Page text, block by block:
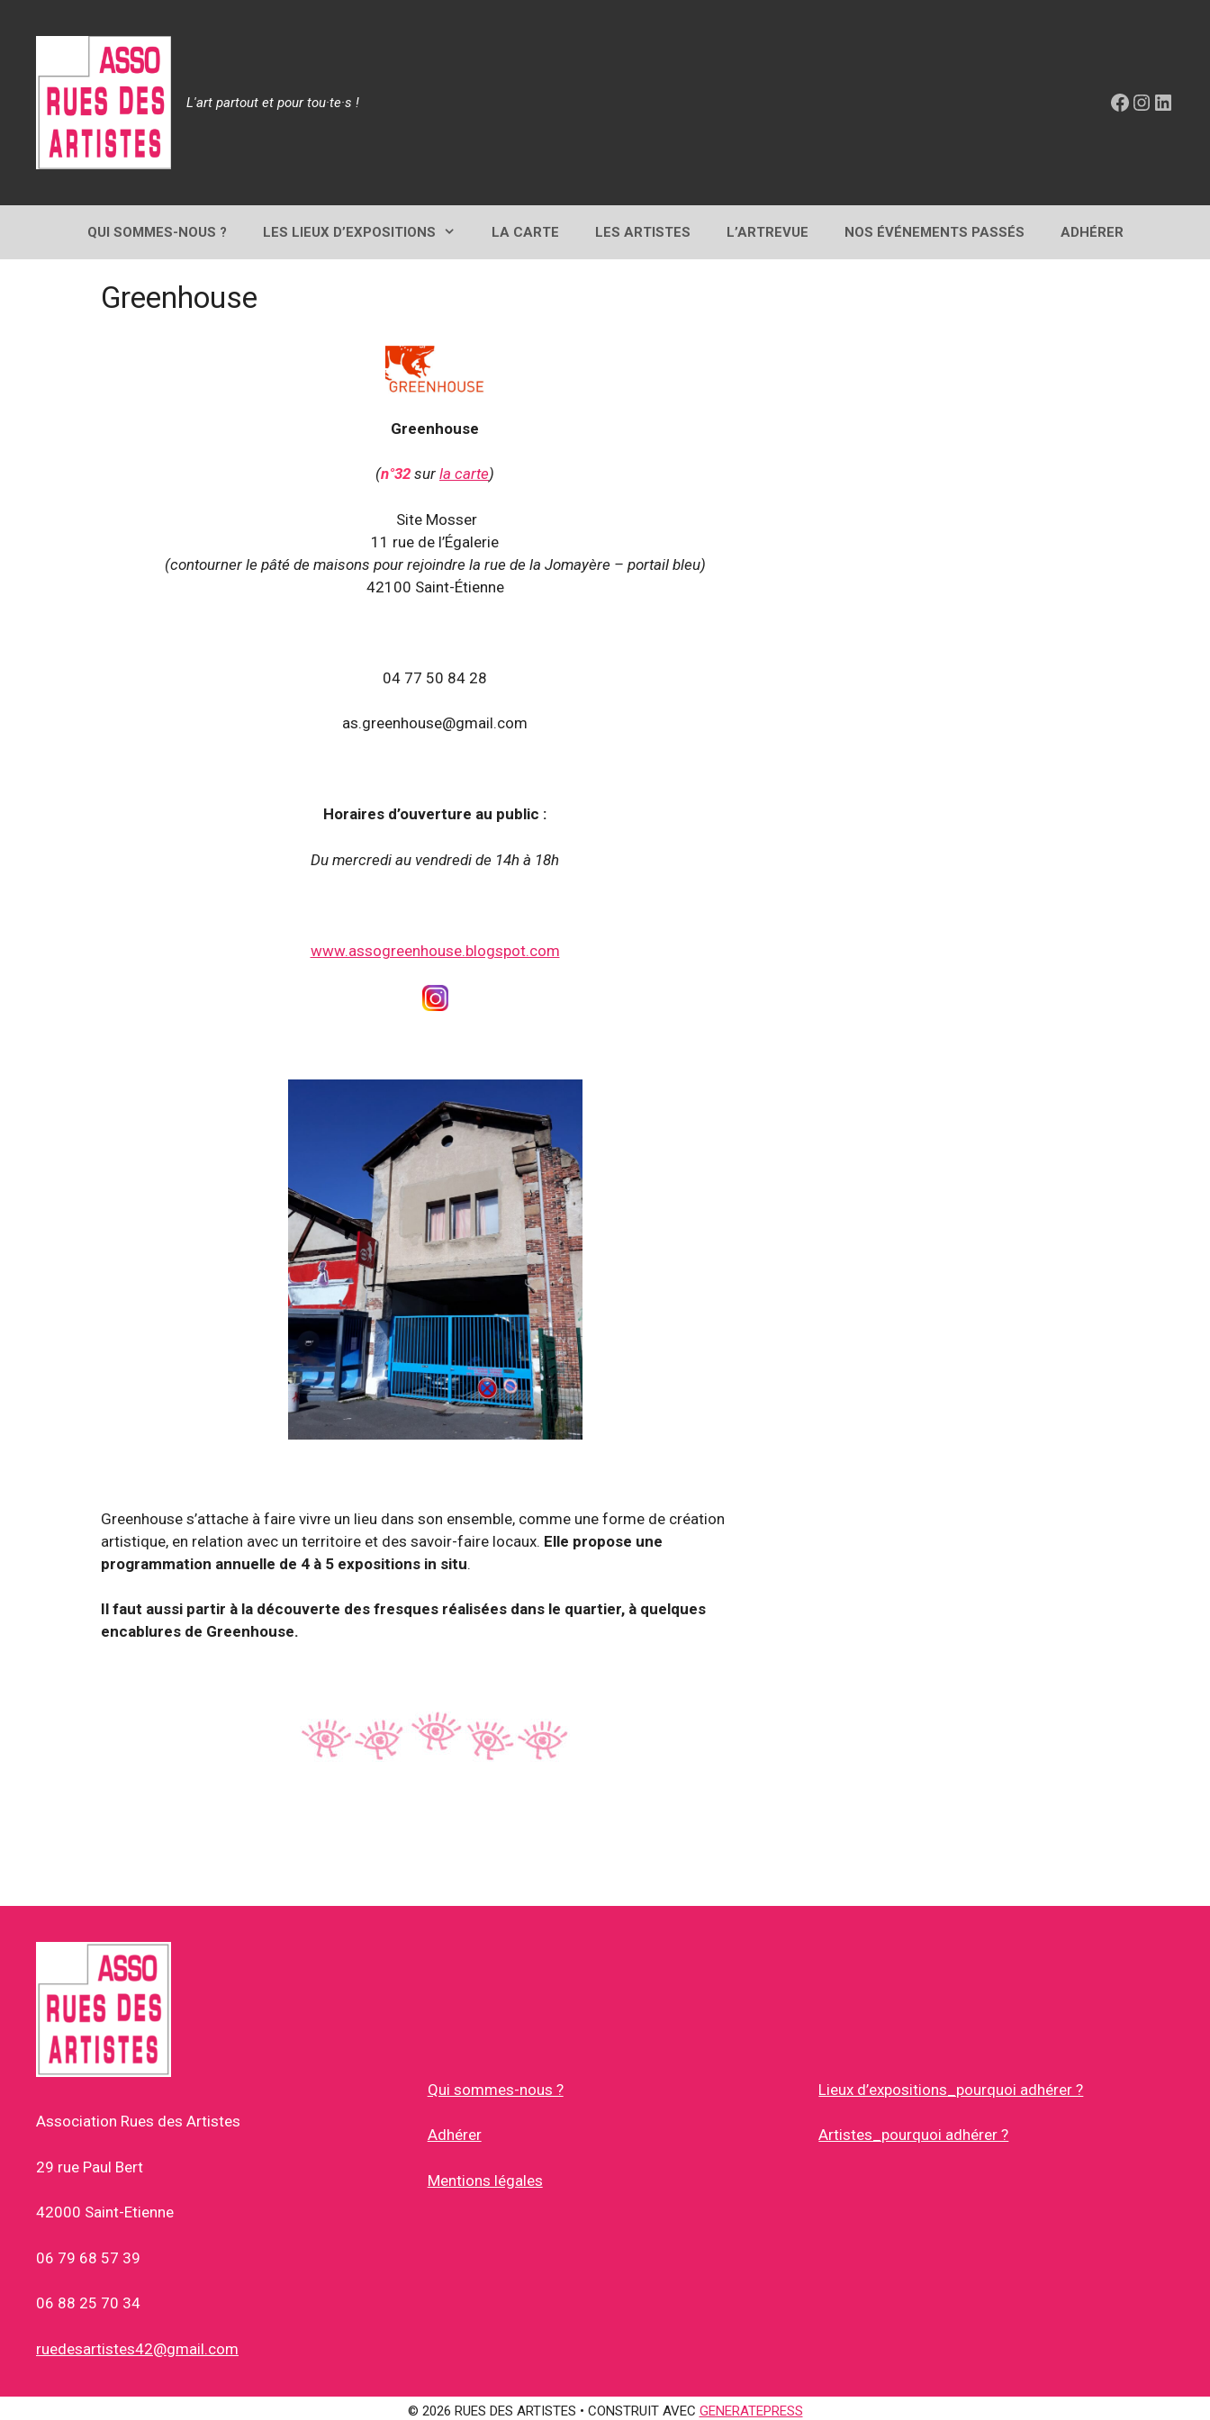
L'art partout et pour tou·te·s ! Facebook
QUI SOMMES-NOUS ? LES LIEUX D’EXPOSITIONS LA CARTE LES ARTISTES L’ARTREVUE NOS ÉVÉNEMENTS PASSÉS ADHÉRER
Greenhouse
Greenhouse
(n°32 sur la carte)
Site Mosser
11 rue de l’Égalerie
(contourner le pâté de maisons pour rejoindre la rue de la Jomayère – portail bleu)
42100 Saint-Étienne
04 77 50 84 28
as.greenhouse@gmail.com
Horaires d’ouverture au public :
Du mercredi au vendredi de 14h à 18h
www.assogreenhouse.blogspot.com
Greenhouse s’attache à faire vivre un lieu dans son ensemble, comme une forme de création
artistique, en relation avec un territoire et des savoir-faire locaux. Elle propose une
programmation annuelle de 4 à 5 expositions in situ.
Il faut aussi partir à la découverte des fresques réalisées dans le quartier, à quelques
encablures de Greenhouse.
Association Rues des Artistes
29 rue Paul Bert
42000 Saint-Etienne
06 79 68 57 39
06 88 25 70 34
ruedesartistes42@gmail.com
Qui sommes-nous ?
Adhérer
Mentions légales
Lieux d’expositions_pourquoi adhérer ?
Artistes_pourquoi adhérer ?
© 2026 RUES DES ARTISTES • CONSTRUIT AVEC GENERATEPRESS